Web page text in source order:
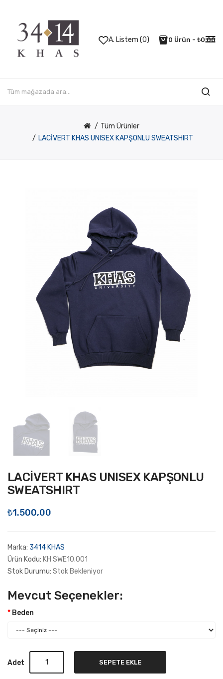
A. Listem (0) 0 Ürün - ₺0,00
Tüm Ürünler
LACİVERT KHAS UNISEX KAPŞONLU SWEATSHIRT
LACİVERT KHAS UNISEX KAPŞONLU
SWEATSHIRT
₺1.500,00
Marka: 3414 KHAS
Ürün Kodu: KH SWE10.001
Stok Durumu: Stok Bekleniyor
Mevcut Seçenekler:
Beden
Adet SEPETE EKLE